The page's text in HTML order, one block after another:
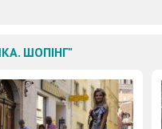
ШОПІНГ"